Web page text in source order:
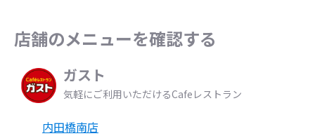
店舗のメニューを確認する
ガスト
気軽にご利用いただけるCafeレストラン
内田橋南店